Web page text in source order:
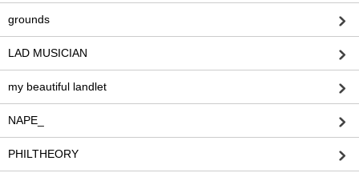
grounds
LAD MUSICIAN
my beautiful landlet
NAPE_
PHILTHEORY